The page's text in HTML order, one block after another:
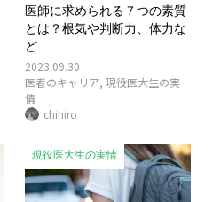
医師に求められる７つの素質
とは？根気や判断力、体力な
ど
2023.09.30
医者のキャリア,現役医大生の実
情
chihiro
現役医大生の実情